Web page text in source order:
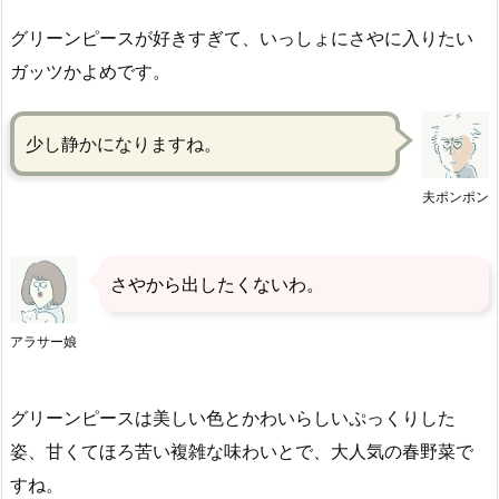
グリーンピースが好きすぎて、いっしょにさやに入りたい
ガッツかよめです。
夫ポンポン
少し静かになりますね。
アラサー娘
さやから出したくないわ。
グリーンピースは美しい色とかわいらしいぷっくりした
姿、甘くてほろ苦い複雑な味わいとで、大人気の春野菜で
すね。